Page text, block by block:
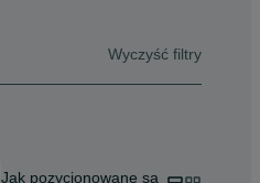
Wyczyść filtry
Jak pozycjonowane są